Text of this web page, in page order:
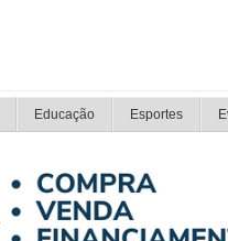
Educação Esportes